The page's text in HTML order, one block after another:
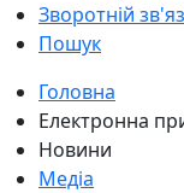
Зворотній
Пошук
Головна
Електронна
Новини
Медіа